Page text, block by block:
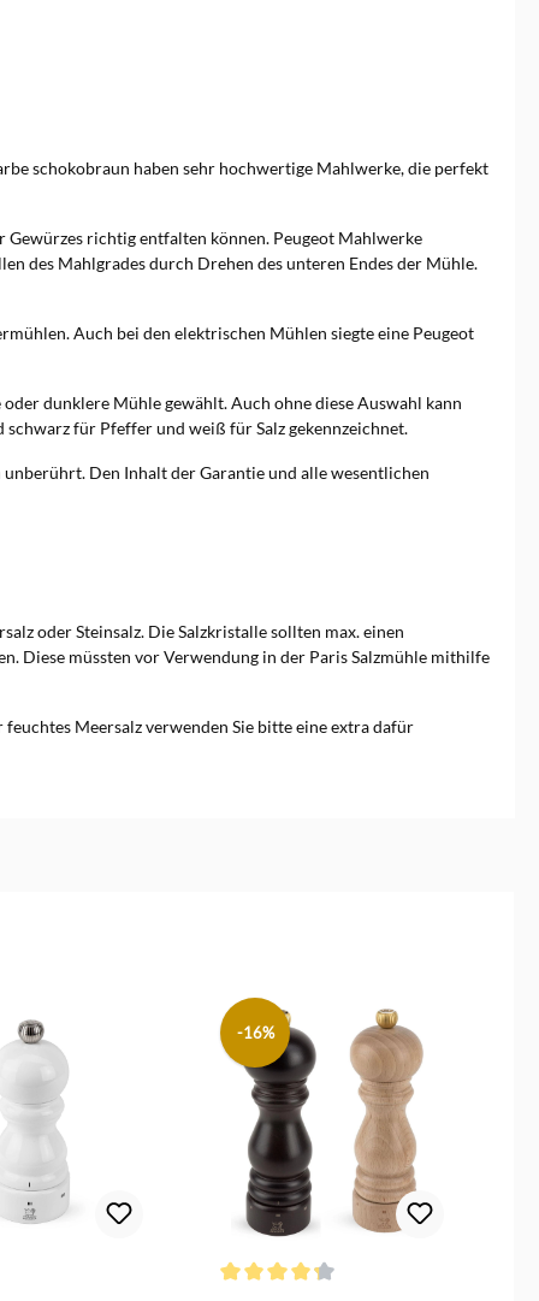
schokobraun haben sehr hochwertige Mahlwerke, die perfekt
richtig entfalten können. Peugeot Mahlwerke
des Mahlgrades durch Drehen des unteren Endes der Mühle.
Auch bei den elektrischen Mühlen siegte eine Peugeot
dunklere Mühle gewählt. Auch ohne diese Auswahl kann
für Pfeffer und weiß für Salz gekennzeichnet.
Den Inhalt der Garantie und alle wesentlichen
oder Steinsalz. Die Salzkristalle sollten max. einen
Diese müssten vor Verwendung in der Paris Salzmühle mithilfe
Meersalz verwenden Sie bitte eine extra dafür
-16%